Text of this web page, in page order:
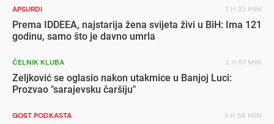
APSURDI 7 H 32 MIN
Prema IDDEEA, najstarija žena svijeta živi u BiH: Ima 121
godinu, samo što je davno umrla
ČELNIK KLUBA 2 H 57 MIN
Zeljković se oglasio nakon utakmice u Banjoj Luci:
Prozvao "sarajevsku čaršiju"
GOST PODKASTA 3 H 58 MIN